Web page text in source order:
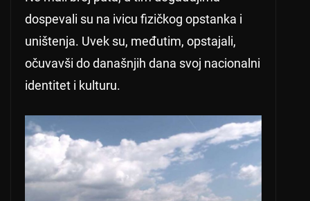
dospevali su na ivicu fizičkog opstanka i
uništenja. Uvek su, međutim, opstajali,
očuvavši do današnjih dana svoj nacionalni
identitet i kulturu.